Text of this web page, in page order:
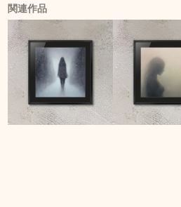
関連作品